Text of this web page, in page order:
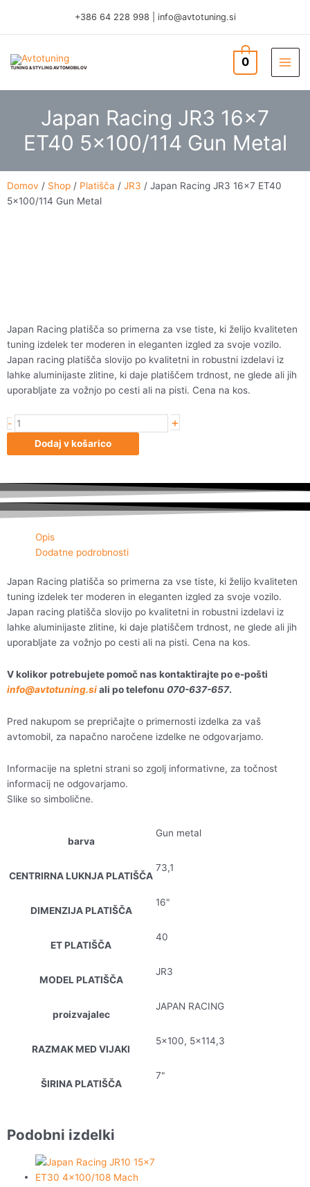
content
+386 64 228 998 info@avtotuning.si
TUNING & STYLING AVTOMOBILOV 0
Japan Racing JR3 16×7
ET40 5×100/114 Gun Metal
Domov / Shop / Platišča / JR3 / Japan Racing JR3 16×7 ET40
5×100/114 Gun Metal
Japan Racing platišča so primerna za vse tiste, ki želijo kvaliteten
tuning izdelek ter moderen in eleganten izgled za svoje vozilo.
Japan racing platišča slovijo po kvalitetni in robustni izdelavi iz
lahke aluminijaste zlitine, ki daje platiščem trdnost, ne glede ali jih
uporabljate za vožnjo po cesti ali na pisti. Cena na kos.
- Japan
ET40
5x100/114
Gun
količina
+
Dodaj v košarico
Opis
Dodatne podrobnosti
Japan Racing platišča so primerna za vse tiste, ki želijo kvaliteten
tuning izdelek ter moderen in eleganten izgled za svoje vozilo.
Japan racing platišča slovijo po kvalitetni in robustni izdelavi iz
lahke aluminijaste zlitine, ki daje platiščem trdnost, ne glede ali jih
uporabljate za vožnjo po cesti ali na pisti. Cena na kos.
V kolikor potrebujete pomoč nas kontaktirajte po e-pošti
info@avtotuning.siali po telefonu 070-637-657.
Pred nakupom se prepričajte o primernosti izdelka za vaš
avtomobil, za napačno naročene izdelke ne odgovarjamo.
Informacije na spletni strani so zgolj informativne, za točnost
informacij ne odgovarjamo.
Slike so simbolične.
barva
Gun metal
CENTRIRNA LUKNJA PLATIŠČA
73,1
DIMENZIJA PLATIŠČA
16"
ET PLATIŠČA
40
MODEL PLATIŠČA
JR3
proizvajalec
JAPAN RACING
RAZMAK MED VIJAKI
5×100, 5×114,3
ŠIRINA PLATIŠČA
7"
Podobni izdelki